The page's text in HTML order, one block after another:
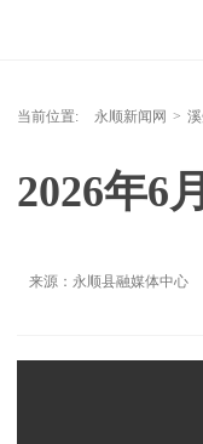
当前位置: 永顺新闻网 >
2026年6
来源：永顺县融媒体中心